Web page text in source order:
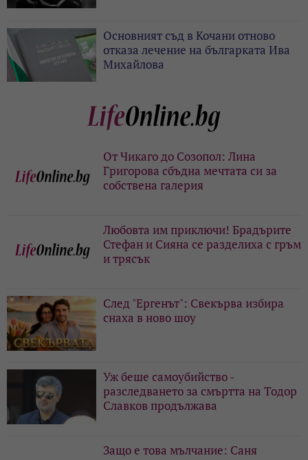
Основният съд в Кочани отново
отказа лечение на българката Ива
Михайлова
От Чикаго до Созопол: Лина
Григорова сбъдна мечтата си за
собствена галерия
Любовта им приключи! Брадърите
Стефан и Сияна се разделиха с гръм
и трясък
След "Ергенът": Свекърва избира
снаха в ново шоу
Уж беше самоубийство -
разследването за смъртта на Тодор
Славков продължава
Защо е това мълчание: Саня